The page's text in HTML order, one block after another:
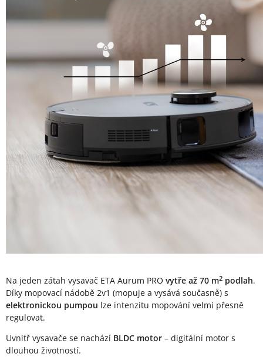
Na jeden zátah vysavač ETA Aurum PRO vytře až 70 m2 podlah.
Díky mopovací nádobě 2v1 (mopuje a vysává současně) s
elektronickou pumpou lze intenzitu mopování velmi přesně
regulovat.
Uvnitř vysavače se nachází BLDC motor – digitální motor s
dlouhou životností.